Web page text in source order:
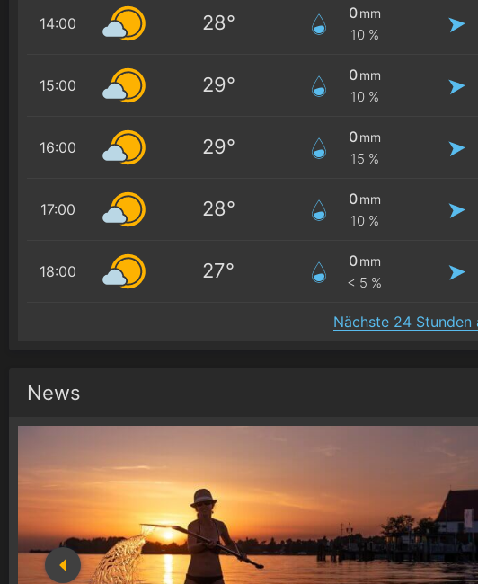
14:00 28° 0 mm
10 %
15:00 29° 0 mm
10 %
16:00 29° 0 mm
15 %
17:00 28° 0 mm
10 %
18:00 27° 0 mm
< 5 %
Nächste 24 Stunden
News